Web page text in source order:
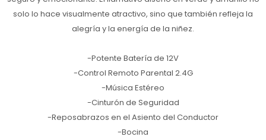
solo lo hace visualmente atractivo, sino que también refleja la
alegría y la energía de la niñez.
-Potente Batería de 12V
-Control Remoto Parental 2.4G
-Música Estéreo
-Cinturón de Seguridad
-Reposabrazos en el Asiento del Conductor
-Bocina